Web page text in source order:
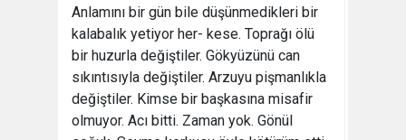
Anlamını bir gün bile düşünmedikleri bir
kalabalık yetiyor her- kese. Toprağı ölü
bir huzurla değiştiler. Gökyüzünü can
sıkıntısıyla değiştiler. Arzuyu pişmanlıkla
değiştiler. Kimse bir başkasına misafir
olmuyor. Acı bitti. Zaman yok. Gönül